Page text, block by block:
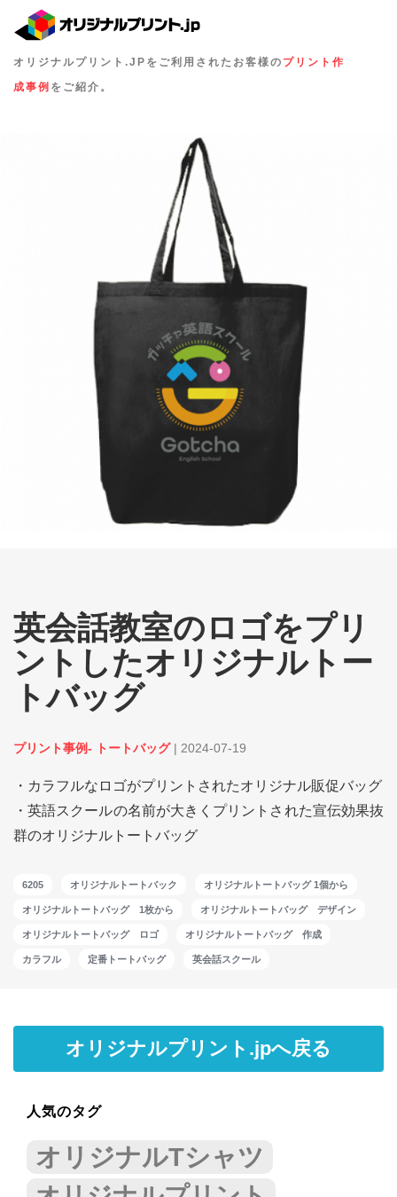
オリジナルプリント.JPをご利用されたお客様の プリント作
成事例 をご紹介。
英会話教室のロゴをプリ
ントしたオリジナルトー
トバッグ
プリント事例- トートバッグ | 2024-07-19
・カラフルなロゴがプリントされたオリジナル販促バッグ
・英語スクールの名前が大きくプリントされた宣伝効果抜
群のオリジナルトートバッグ
6205 オリジナルトートバック オリジナルトートバッグ 1個から
オリジナルトートバッグ 1枚から オリジナルトートバッグ デザイン
オリジナルトートバッグ ロゴ オリジナルトートバッグ 作成
カラフル 定番トートバッグ 英会話スクール
オリジナルプリント.jpへ戻る
人気のタグ
オリジナルTシャツ